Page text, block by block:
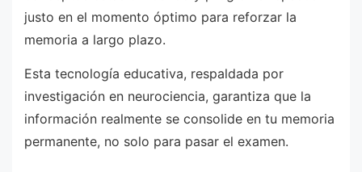
justo en el momento óptimo para reforzar la
memoria a largo plazo.
Esta tecnología educativa, respaldada por
investigación en neurociencia, garantiza que la
información realmente se consolide en tu memoria
permanente, no solo para pasar el examen.